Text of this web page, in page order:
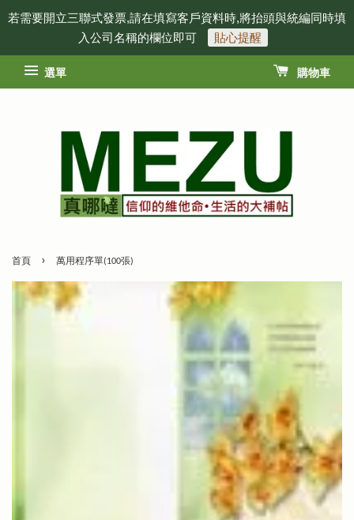
若需要開立三聯式發票,請在填寫客戶資料時,將抬頭與統編同時填
入公司名稱的欄位即可
貼心提醒
選單 購物車
首頁 › 萬用程序單(100張)